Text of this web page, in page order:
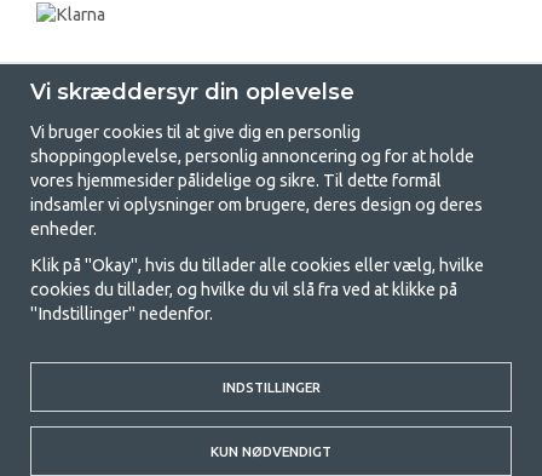
GetCamping.dk - Din butik for
camping og friluftsliv
Camping kan enten være en livsstil eller en måde at samle familien på til
et fælles eventyr. Uanset hvilken kategori du tilhører, finder du alt, du
til at campere, så vi tilbyder rigtig gode priser på familietelte,
campingvogns-telte og alt andet udstyr til camping og friluftsliv. Vores
mål er at tilbyde det bedste campingudstyr med hensyn til kvalitet og
funktionalitet i hver priskategori. Du er velkommen til at kontakte os,
hvis der er noget, du mangler eller vil vide mere om.
Vi skræddersyr din oplevelse
Vi bruger cookies til at give dig en personlig
shoppingoplevelse, personlig annoncering og for at holde
vores hjemmesider pålidelige og sikre. Til dette formål
indsamler vi oplysninger om brugere, deres design og deres
enheder.
Klik på "Okay", hvis du tillader alle cookies eller vælg, hvilke
cookies du tillader, og hvilke du vil slå fra ved at klikke på
"Indstillinger" nedenfor.
INDSTILLINGER
KUN NØDVENDIGT